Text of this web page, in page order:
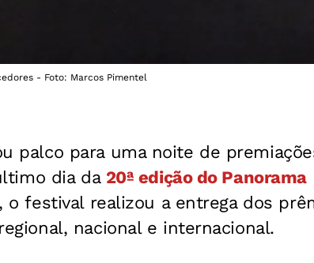
- Foto: Marcos Pimentel
palco para uma noite de
dia da 20ª edição do Panorama
o festival realizou a entrega dos
nacional e internacional.